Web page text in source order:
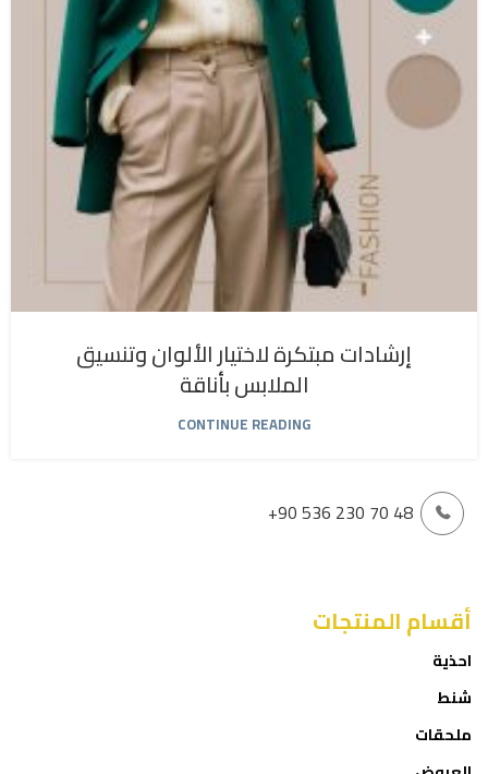
إرشادات مبتكرة لاختيار الألوان وتنسيق
الملابس بأناقة
CONTINUE READING
+90 536 230 70 48
أقسام المنتجات
احذية
شنط
ملحقات